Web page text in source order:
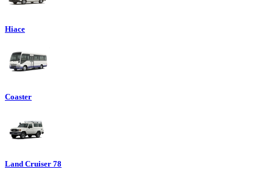
Hiace
Coaster
Land Cruiser 78